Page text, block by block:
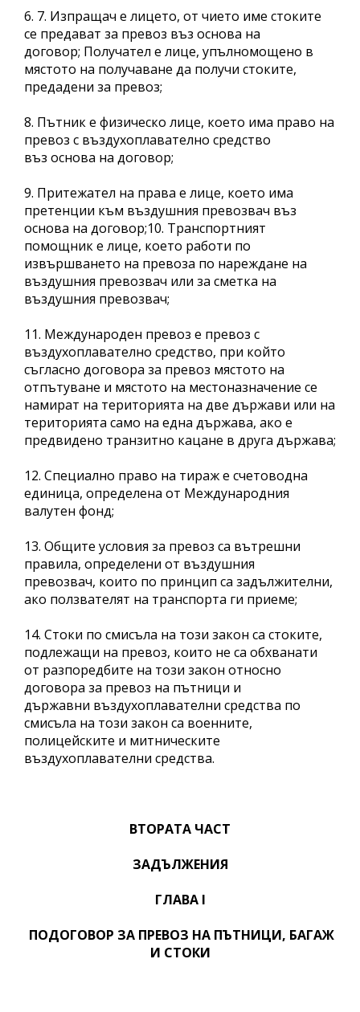
6. 7. Изпращач е лицето, от чието име стоките
се предават за превоз въз основа на
договор; Получател е лице, упълномощено в
мястото на получаване да получи стоките,
предадени за превоз;
8. Пътник е физическо лице, което има право на
превоз с въздухоплавателно средство
въз основа на договор;
9. Притежател на права е лице, което има
претенции към въздушния превозвач въз
основа на договор;10. Транспортният
помощник е лице, което работи по
извършването на превоза по нареждане на
въздушния превозвач или за сметка на
въздушния превозвач;
11. Международен превоз е превоз с
въздухоплавателно средство, при който
съгласно договора за превоз мястото на
отпътуване и мястото на местоназначение се
намират на територията на две държави или на
територията само на една държава, ако е
предвидено транзитно кацане в друга държава;
12. Специално право на тираж е счетоводна
единица, определена от Международния
валутен фонд;
13. Общите условия за превоз са вътрешни
правила, определени от въздушния
превозвач, които по принцип са задължителни,
ако ползвателят на транспорта ги приеме;
14. Стоки по смисъла на този закон са стоките,
подлежащи на превоз, които не са обхванати
от разпоредбите на този закон относно
договора за превоз на пътници и
държавни въздухоплавателни средства по
смисъла на този закон са военните,
полицейските и митническите
въздухоплавателни средства.
ВТОРАТА ЧАСТ
ЗАДЪЛЖЕНИЯ
ГЛАВА I
ПОДОГОВОР ЗА ПРЕВОЗ НА ПЪТНИЦИ, БАГАЖ
И СТОКИ